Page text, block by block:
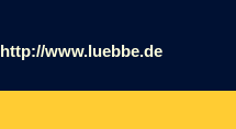
http://www.luebbe.de